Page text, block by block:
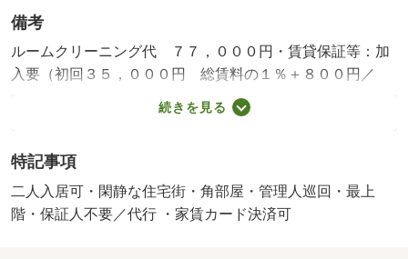
備考
ルームクリーニング代 ７７，０００円・賃貸保証等：加
入要（初回３５，０００円 総賃料の１％＋８００円／
月）・管理形態／管理員の勤務形態：巡回・インターネッ
トが無料でご利用いただけます。都市ガス仕様がうれしい
部屋探しは、地元都賀にて昭和４８年創業の「サカエ不動
産」にお任せください。・バイク置場：なし・駐輪場：有
（無料）
続きを見る
特記事項
二人入居可・閑静な住宅街・角部屋・管理人巡回・最上
階・保証人不要／代行 ・家賃カード決済可